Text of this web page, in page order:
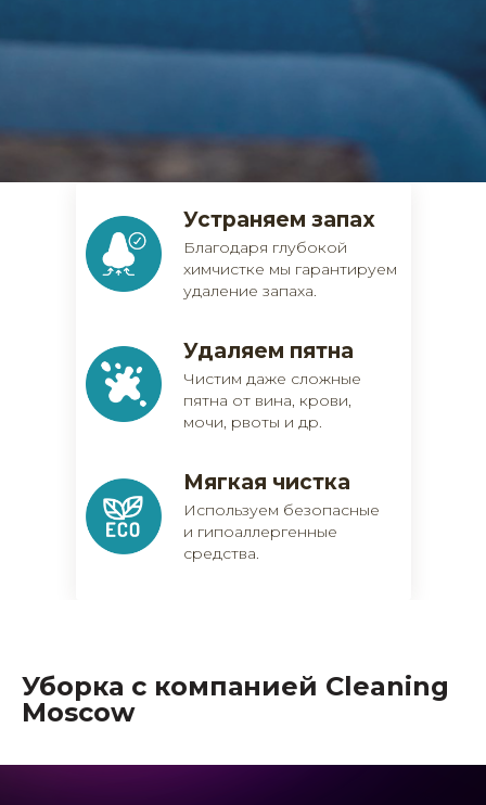
Благодаря глубокой
химчистке мы гарантируем
удаление запаха.
Чистим даже сложные
пятна от вина, крови,
мочи, рвоты и др.
Используем безопасные
и гипоаллергенные
средства.
Устраняем запах
Удаляем пятна
Мягкая чистка
Уборка с компанией Cleaning
Moscow